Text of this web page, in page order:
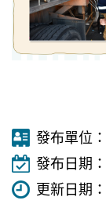
發布單位：
發布日期：
更新日期：